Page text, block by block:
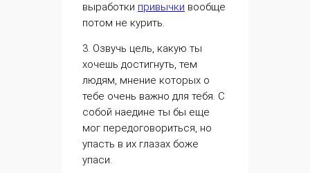
выработки привычки вообще
потом не курить.
3. Озвучь цель, какую ты
хочешь достигнуть, тем
людям, мнение которых о
тебе очень важно для тебя. С
собой наедине ты бы еще
мог передоговориться, но
упасть в их глазах боже
упаси.